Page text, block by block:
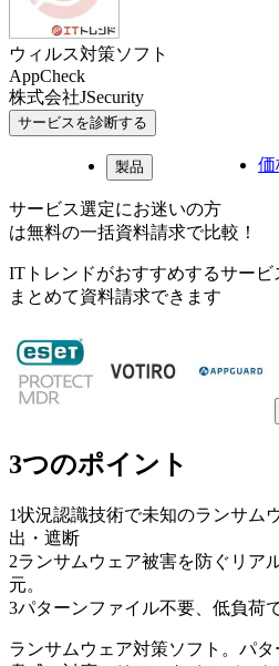
ウィルス対策ソフト
AppCheck
株式会社JSecurity
サービスを診断する
製品 価
サービス選定にお迷いの方
は無料の一括資料請求で比較！
ITトレンドがおすすめするサービ
まとめて資料請求できます
3つのポイント
1状況認識技術で未知のランサム
出・遮断
2ランサムウェア被害を防ぐリア
元。
3パターンファイル不要、低負荷
ランサムウェア対策ソフト。パ